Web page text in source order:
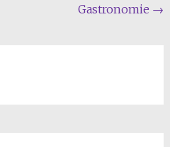
Gastronomie →